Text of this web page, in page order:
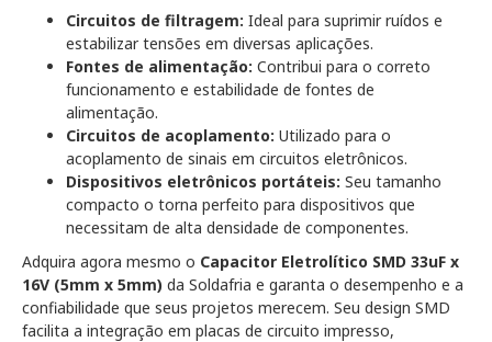
Circuitos de filtragem: Ideal para suprimir ruídos e
estabilizar tensões em diversas aplicações.
Fontes de alimentação: Contribui para o correto
funcionamento e estabilidade de fontes de
alimentação.
Circuitos de acoplamento: Utilizado para o
acoplamento de sinais em circuitos eletrônicos.
Dispositivos eletrônicos portáteis: Seu tamanho
compacto o torna perfeito para dispositivos que
necessitam de alta densidade de componentes.
Adquira agora mesmo o Capacitor Eletrolítico SMD 33uF x
16V (5mm x 5mm) da Soldafria e garanta o desempenho e a
confiabilidade que seus projetos merecem. Seu design SMD
facilita a integração em placas de circuito impresso,